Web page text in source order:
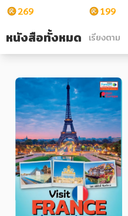
269 199
หนังสือทั้งหมด เรียงตาม